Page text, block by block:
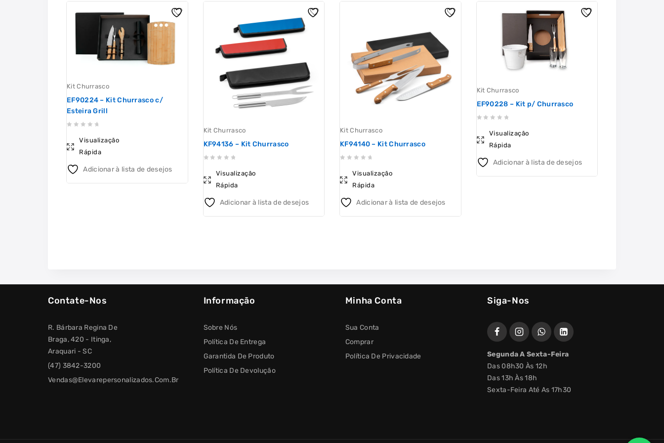
Kit Churrasco
EF90224 – Kit Churrasco c/
Esteira Grill
Visualização
Rápida
Adicionar à lista de desejos
Kit Churrasco
KF94136 – Kit Churrasco
Visualização
Rápida
Adicionar à lista de desejos
Kit Churrasco
KF94140 – Kit Churrasco
Visualização
Rápida
Adicionar à lista de desejos
Kit Churrasco
EF90228 – Kit p/ Churrasco
Visualização
Rápida
Adicionar à lista de desejos
Contate-Nos
R. Bárbara Regina De
Braga, 420 - Itinga,
Araquari - SC
(47) 3842-3200
Vendas@elevarepersonalizados.com.br
Informação
Sobre Nós
Política De Entrega
Garantida De Produto
Política De Devolução
Minha Conta
Sua Conta
Comprar
Política De Privacidade
Siga-Nos
Segunda A Sexta-Feira
Das 08h30 Às 12h
Das 13h Às 18h
Sexta-Feira Até As 17h30